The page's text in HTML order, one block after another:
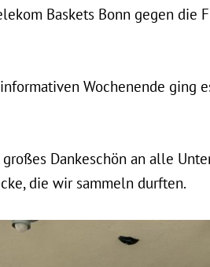
Baskets Bonn gegen die
Wochenende ging
Dankeschön an alle
die wir sammeln durften.